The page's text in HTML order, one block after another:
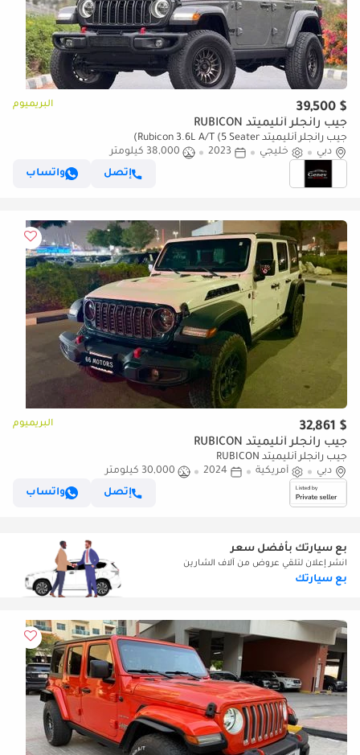
$ 39,500 البريميوم
جيب رانجلر أنليميتد RUBICON
جيب رانجلر أنليميتد Rubicon 3.6L A/T (5 Seater)
دبي
خليجي 2023
38,000 كيلومتر
إتصل
واتساب
$ 32,861 البريميوم
جيب رانجلر أنليميتد RUBICON
جيب رانجلر أنليميتد RUBICON
دبي
أمريكية 2024
30,000 كيلومتر
إتصل
واتساب
بع سيارتك بأفضل سعر
انشر إعلان لتلقي عروض من آلاف الشارين
بع سيارتك